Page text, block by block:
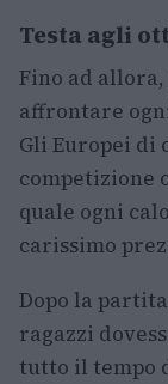
Testa agli
Fino ad
affrontare
Gli Europei di
competizione
quale ogni
carissimo
Dopo la
ragazzi
tutto il tempo